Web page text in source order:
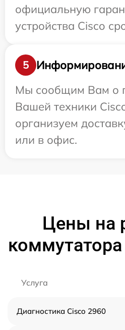
официальную
устройства Cisco
5
Мы сообщим Вам о
Вашей техники
организуем
или в офис.
Цены на
Услуга
Диагностика Cisco 2960